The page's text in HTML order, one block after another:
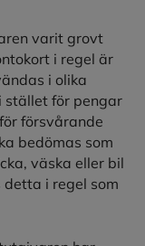
varit grovt
i regel är
i olika
stället för pengar
försvårande
bedömas som
väska eller bil
i regel som